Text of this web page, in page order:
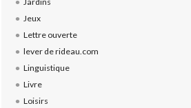
Jeux
Lettre ouverte
lever de rideau.com
Linguistique
Livre
Loisirs